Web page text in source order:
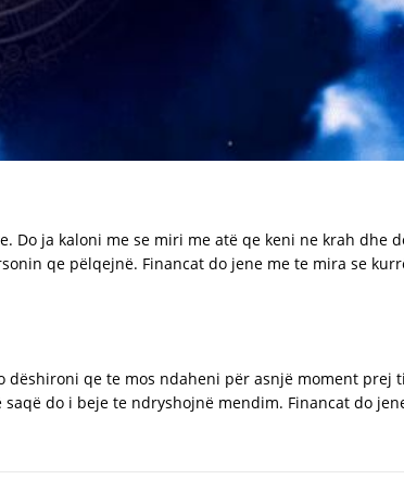
Do ja kaloni me se miri me atë qe keni ne krah dhe
qe pëlqejnë. Financat do jene me te mira se
qe te mos ndaheni për asnjë moment prej
do i beje te ndryshojnë mendim. Financat do